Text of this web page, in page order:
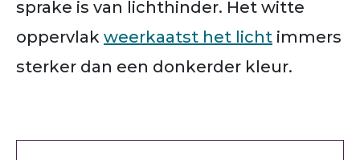
sprake is van lichthinder. Het witte
oppervlak weerkaatst het licht immers
sterker dan een donkerder kleur.